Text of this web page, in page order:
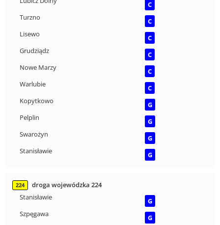
C
Turzno
C
Lisewo
C
Grudziądz
C
Nowe Marzy
C
Warlubie
C
Kopytkowo
G
Pelplin
G
Swarożyn
G
Stanisławie
G
224
droga wojewódzka 224
Stanisławie
G
Szpęgawa
G